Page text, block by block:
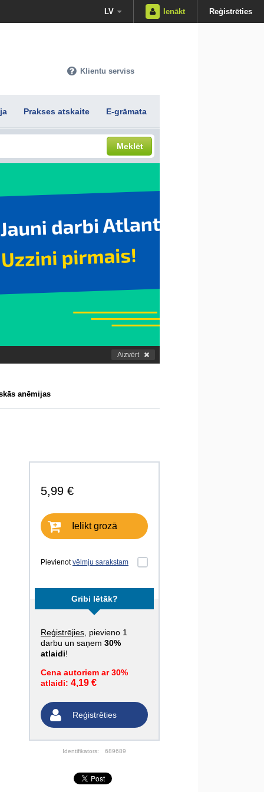
LV Ienākt Reģistrēties
Klientu serviss
Prakses atskaite E-grāmata
Meklēt
Aizvērt
anēmijas
5,99 €
Ielikt grozā
Pievienotvēlmju sarakstam
Gribi lētāk?
Reģistrējies , pievieno 1
darbu un saņem 30%
atlaidi!
Cena autoriem ar 30%
atlaidi: 4,19 €
Reģistrēties
Identifikators: 689689